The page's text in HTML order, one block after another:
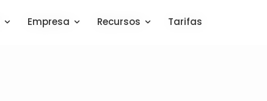
Empresa Recursos Tarifas
Empresa Recursos Tarifas